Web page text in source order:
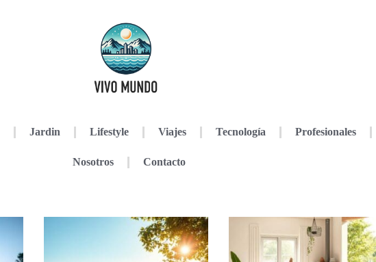
Jardin Lifestyle Viajes Tecnología Profesionales
Nosotros Contacto